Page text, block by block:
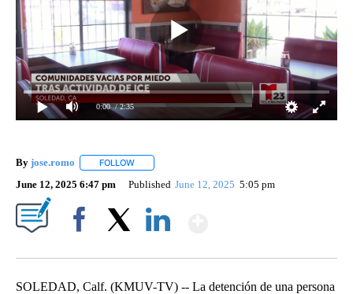
0:00 / 2:35
By jose.romo FOLLOW
June 12, 2025 6:47 pm Published June 12, 2025 5:05 pm
SOLEDAD, Calf. (KMUV-TV) -- La detención de una persona